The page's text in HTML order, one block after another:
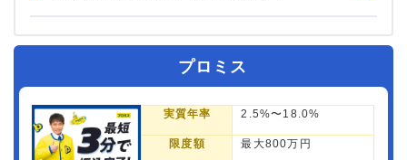
プロミス
実質年率 2.5%〜18.0%
限度額 最大800万円